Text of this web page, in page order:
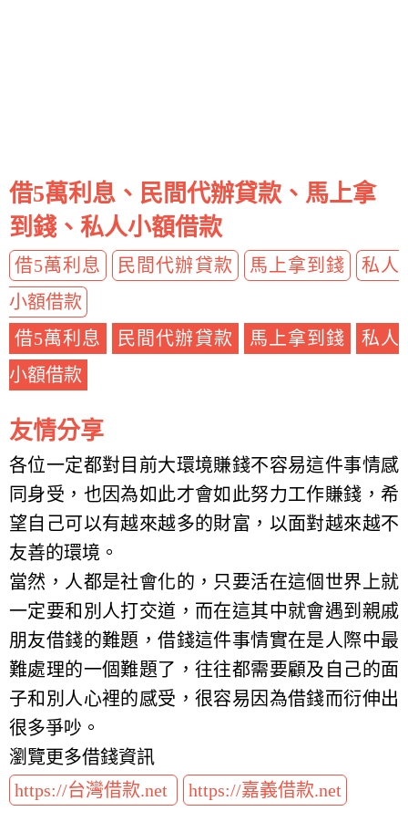
借5萬利息、民間代辦貸款、馬上拿
到錢、私人小額借款
借5萬利息 民間代辦貸款 馬上拿到錢
私人
小額借款
借5萬利息
民間代辦貸款 馬上拿到錢
私人
小額借款
友情分享
各位一定都對目前大環境賺錢不容易這件事情感
同身受，也因為如此才會如此努力工作賺錢，希
望自己可以有越來越多的財富，以面對越來越不
友善的環境。
當然，人都是社會化的，只要活在這個世界上就
一定要和別人打交道，而在這其中就會遇到親戚
朋友借錢的難題，借錢這件事情實在是人際中最
難處理的一個難題了，往往都需要顧及自己的面
子和別人心裡的感受，很容易因為借錢而衍伸出
很多爭吵。
瀏覽更多借錢資訊
https://台灣借款.net
https://嘉義借款.net